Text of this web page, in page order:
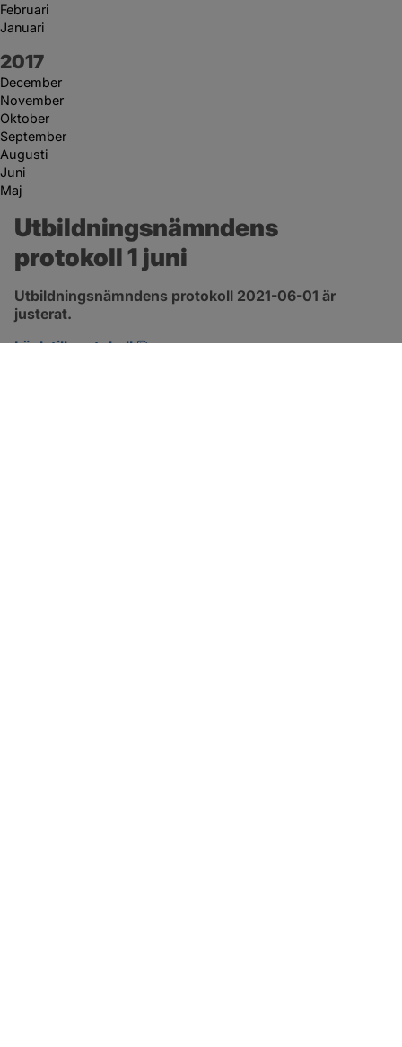
Februari
Januari
År:
2017
December
November
Oktober
September
Augusti
Juni
Maj
Utbildningsnämndens
protokoll 1 juni
Utbildningsnämndens protokoll 2021-06-01 är
justerat.
Länk till protokoll
pdf, 1.3 MB, öppnas i nytt fönster.